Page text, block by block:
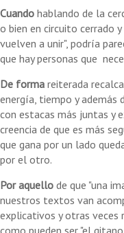
Cuando hablando de la
o bien en circuito cerrado
vuelven a unir", podría
que hay personas que
De forma reiterada
energía, tiempo y además
con estacas más juntas y
creencia de que es más
que gana por un lado
por el otro.
Por aquello de que "una
nuestros textos van
explicativos y otras veces